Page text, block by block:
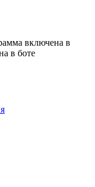
включена в
в боте